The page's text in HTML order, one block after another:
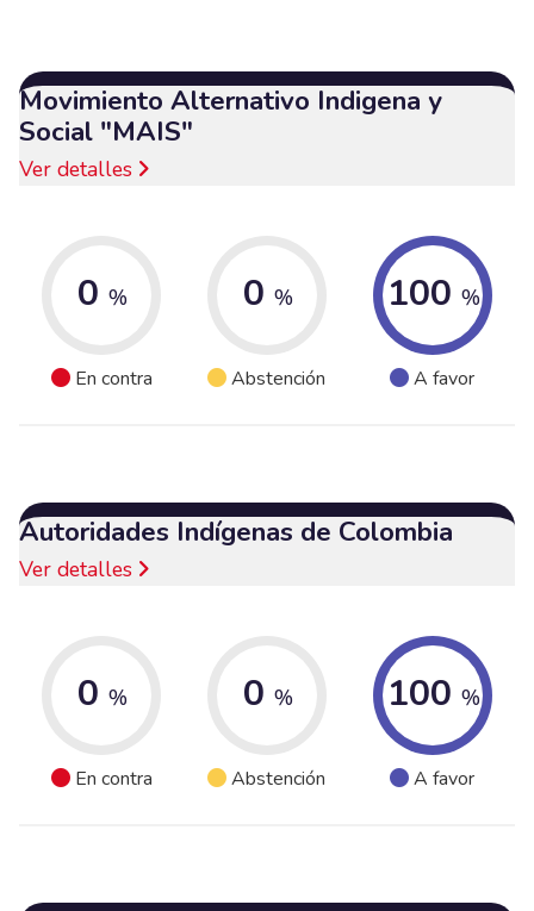
Movimiento Alternativo Indigena y
Social "MAIS"
Ver detalles
0 %
En contra
0 %
Abstención
100 %
A favor
Autoridades Indígenas de Colombia
Ver detalles
0 %
En contra
0 %
Abstención
100 %
A favor